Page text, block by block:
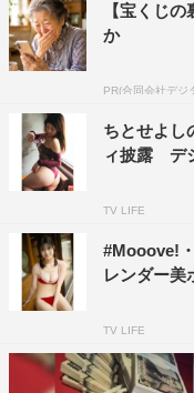
【宝くじ
か
PR(合同会社デジ
ちとせよし
ィ披露 デ
TV LIFE
#Mooove!
レンダー美
TV LIFE